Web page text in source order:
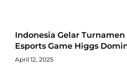
Indonesia Gelar Turnamen
Esports Game Higgs
April 12, 2025